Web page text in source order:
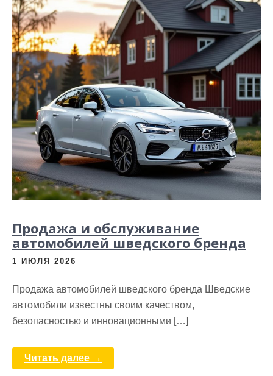
Продажа и обслуживание
автомобилей шведского бренда
1 ИЮЛЯ 2026
Продажа автомобилей шведского бренда Шведские
автомобили известны своим качеством,
безопасностью и инновационными […]
Читать далее →